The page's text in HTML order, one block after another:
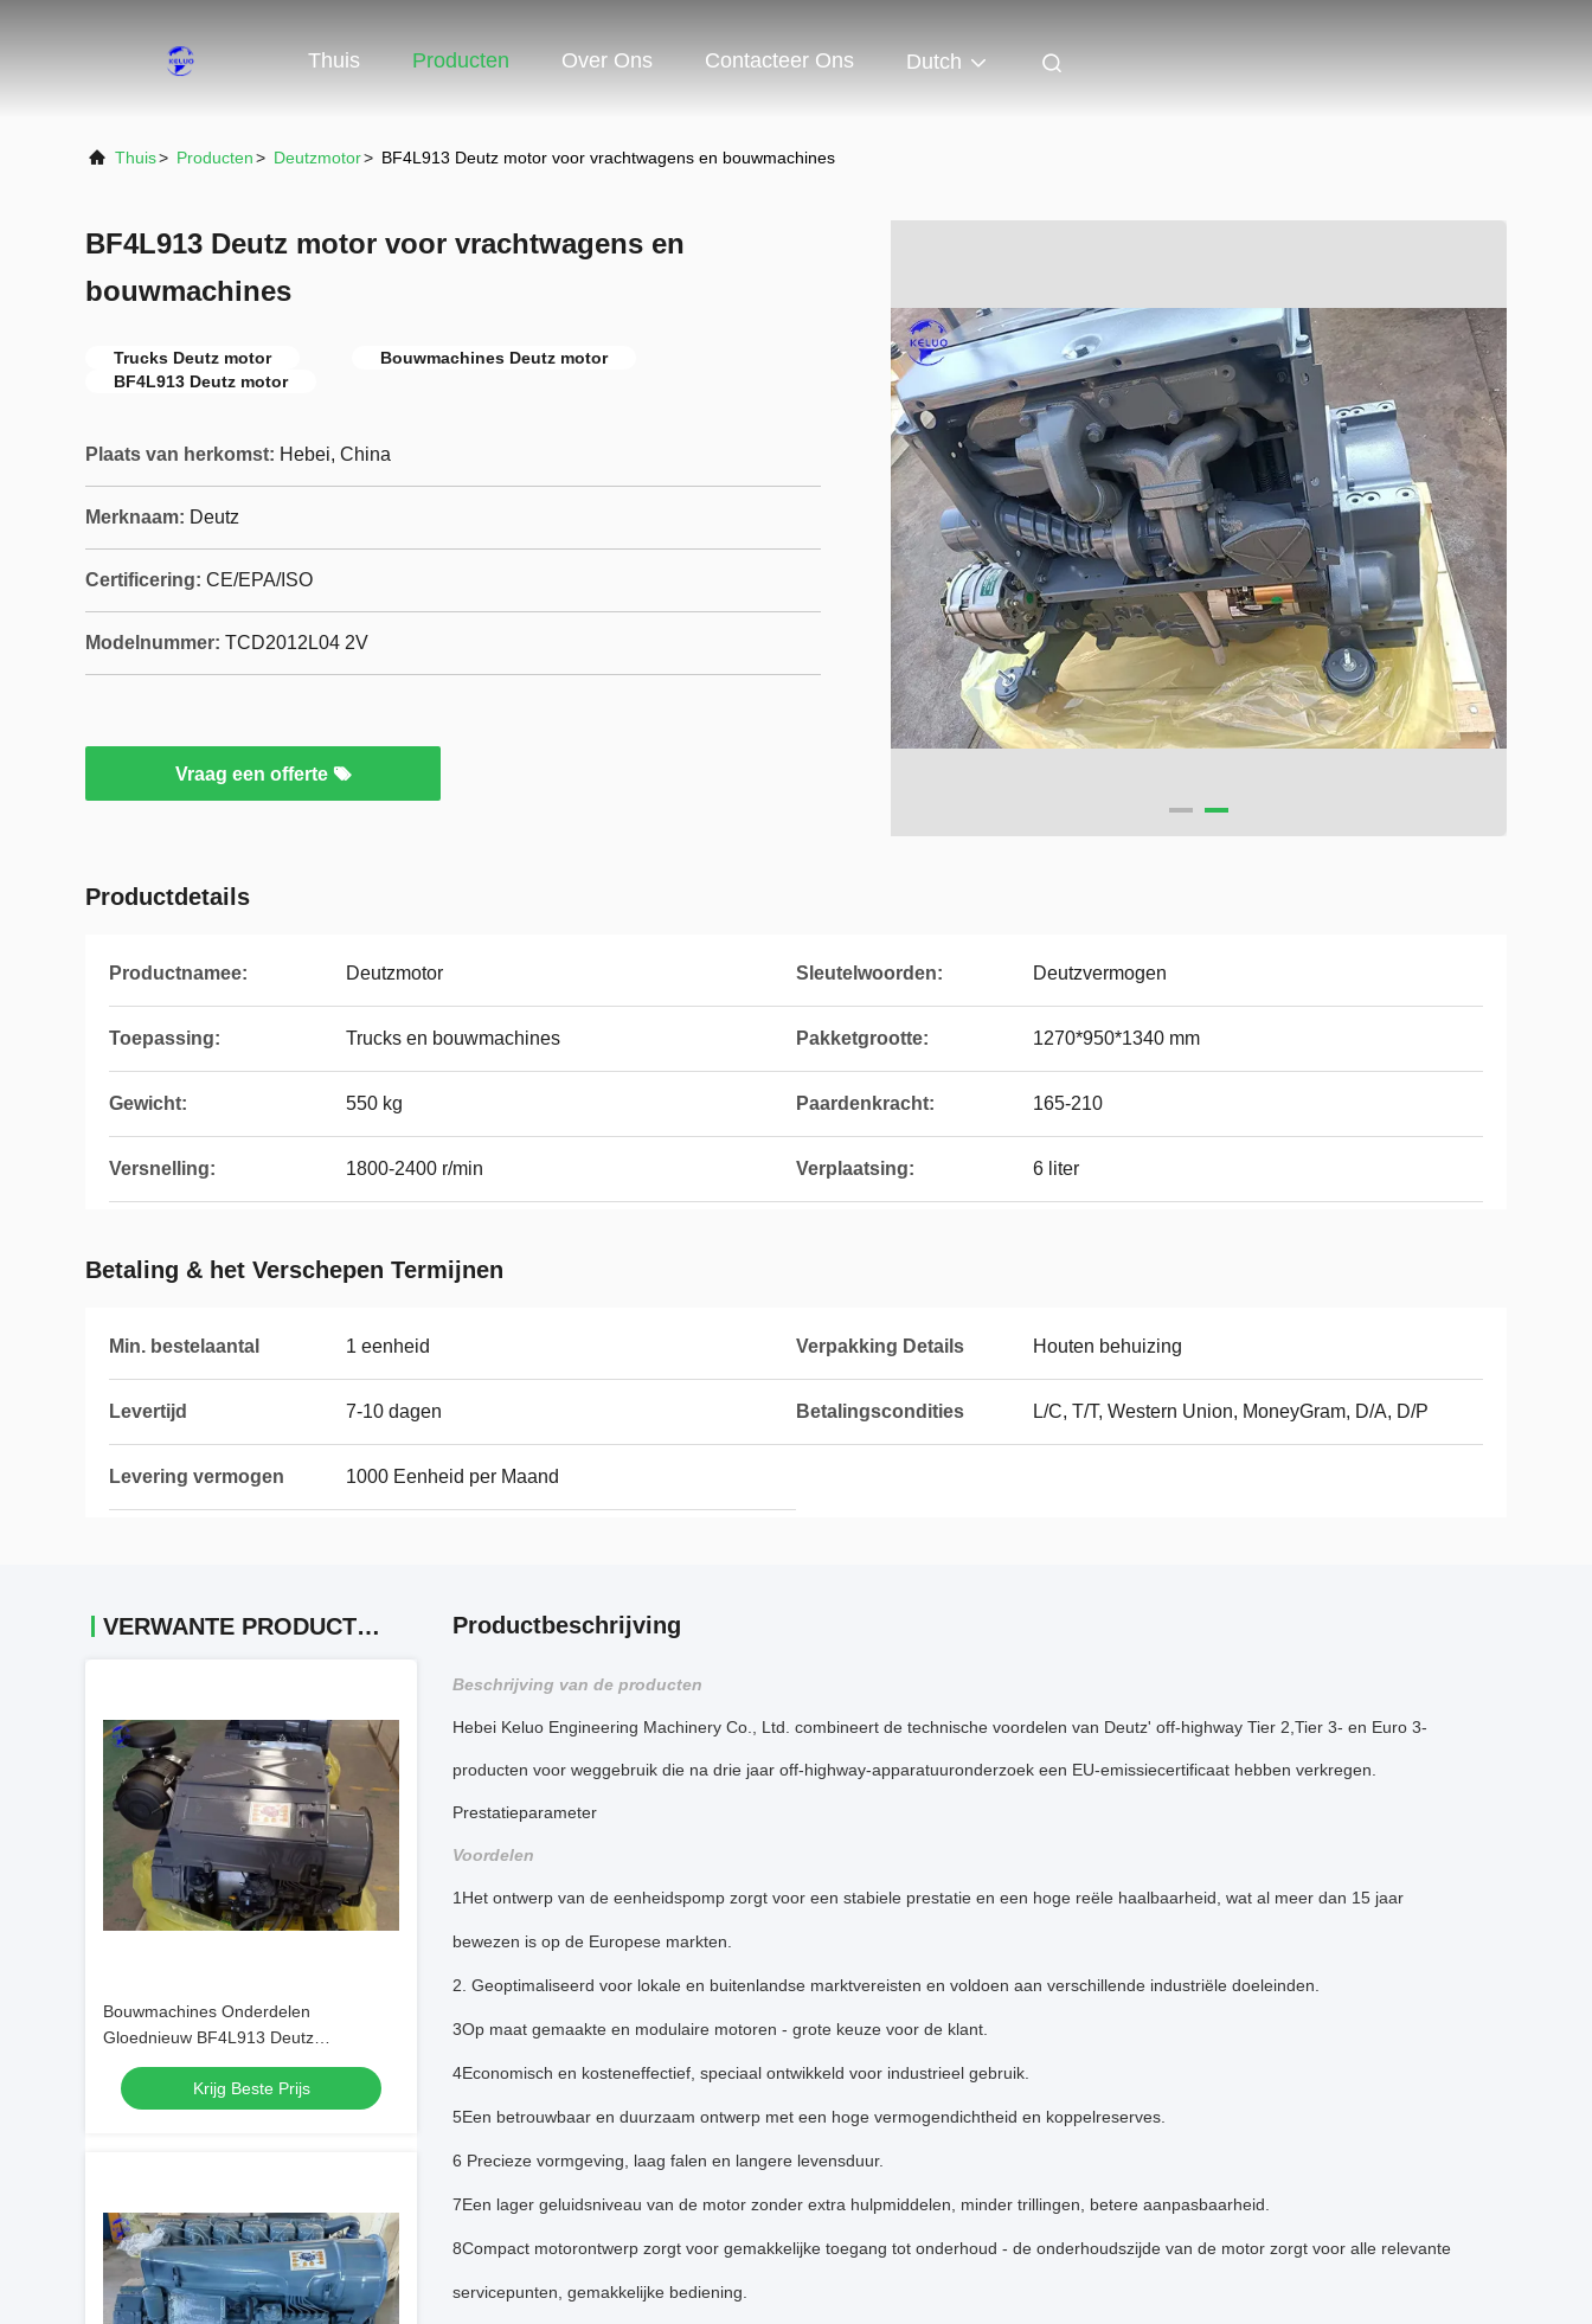
Thuis Producten Over Ons Contacteer Ons Dutch
Thuis> Producten> Deutzmotor> BF4L913 Deutz motor voor vrachtwagens en bouwmachines
BF4L913 Deutz motor voor vrachtwagens en
bouwmachines
Trucks Deutz motor
Bouwmachines Deutz motor
BF4L913 Deutz motor
Plaats van herkomst: Hebei, China
Merknaam: Deutz
Certificering: CE/EPA/ISO
Modelnummer: TCD2012L04 2V
Vraag een offerte
Productdetails
Productnamee: Deutzmotor Sleutelwoorden: Deutzvermogen
Toepassing: Trucks en bouwmachines Pakketgrootte: 1270*950*1340 mm
Gewicht: 550 kg Paardenkracht: 165-210
Versnelling: 1800-2400 r/min Verplaatsing: 6 liter
Betaling & het Verschepen Termijnen
Min. bestelaantal 1 eenheid Verpakking Details Houten behuizing
Levertijd 7-10 dagen Betalingscondities L/C, T/T, Western Union, MoneyGram, D/A, D/P
Levering vermogen 1000 Eenheid per Maand
VERWANTE PRODUCTEN
Bouwmachines Onderdelen
Gloednieuw BF4L913 Deutz
Dieselmotor
Krijg Beste Prijs
Productbeschrijving
Beschrijving van de producten
Hebei Keluo Engineering Machinery Co., Ltd. combineert de technische voordelen van Deutz' off-highway Tier 2,Tier 3- en Euro 3-
producten voor weggebruik die na drie jaar off-highway-apparatuuronderzoek een EU-emissiecertificaat hebben verkregen.
Prestatieparameter
Voordelen
1Het ontwerp van de eenheidspomp zorgt voor een stabiele prestatie en een hoge reële haalbaarheid, wat al meer dan 15 jaar
bewezen is op de Europese markten.
2. Geoptimaliseerd voor lokale en buitenlandse marktvereisten en voldoen aan verschillende industriële doeleinden.
3Op maat gemaakte en modulaire motoren - grote keuze voor de klant.
4Economisch en kosteneffectief, speciaal ontwikkeld voor industrieel gebruik.
5Een betrouwbaar en duurzaam ontwerp met een hoge vermogendichtheid en koppelreserves.
6 Precieze vormgeving, laag falen en langere levensduur.
7Een lager geluidsniveau van de motor zonder extra hulpmiddelen, minder trillingen, betere aanpasbaarheid.
8Compact motorontwerp zorgt voor gemakkelijke toegang tot onderhoud - de onderhoudszijde van de motor zorgt voor alle relevante
servicepunten, gemakkelijke bediening.